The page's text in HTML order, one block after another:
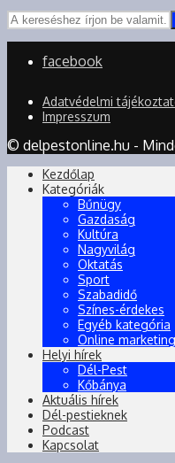
facebook
Adatvédelmi
Impresszum
© delpestonline.hu -
Kezdőlap
Kategóriák
Bűnügy
Gazdaság
Kultúra
Nagyvilág
Oktatás
Sport
Szabadidő
Színes-érdekes
Egyéb kategória
Online
Helyi hírek
Dél-Pest
Kőbánya
Aktuális hírek
Dél-pestieknek
Podcast
Kapcsolat